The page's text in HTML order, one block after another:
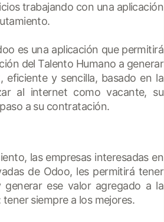
trabajando con una aplicación
es una aplicación que permitirá
del Talento Humano a generar
y sencilla, basado en la
al internet como vacante, su
a su contratación.
las empresas interesadas en
de Odoo, les permitirá tener
ese valor agregado a la
siempre a los mejores.